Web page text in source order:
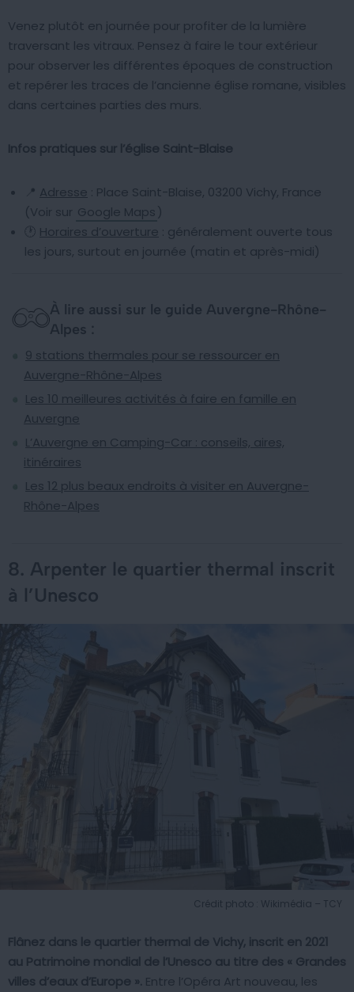
Venez plutôt en journée pour profiter de la lumière
traversant les vitraux. Pensez à faire le tour extérieur
pour observer les différentes époques de construction
et repérer les traces de l’ancienne église romane, visibles
dans certaines parties des murs.
Infos pratiques sur l’église Saint-Blaise
📍 Adresse : Place Saint-Blaise, 03200 Vichy, France
(Voir sur Google Maps)
🕐 Horaires d’ouverture : généralement ouverte tous
les jours, surtout en journée (matin et après-midi)
À lire aussi sur le guide Auvergne-Rhône-
Alpes :
9 stations thermales pour se ressourcer en
Auvergne-Rhône-Alpes
Les 10 meilleures activités à faire en famille en
Auvergne
L’Auvergne en Camping-Car : conseils, aires,
itinéraires
Les 12 plus beaux endroits à visiter en Auvergne-
Rhône-Alpes
8. Arpenter le quartier thermal inscrit
à l’Unesco
Crédit photo : Wikimédia – TCY
Flânez dans le quartier thermal de Vichy, inscrit en 2021
au Patrimoine mondial de l’Unesco au titre des « Grandes
villes d’eaux d’Europe ». Entre l’Opéra Art nouveau, les